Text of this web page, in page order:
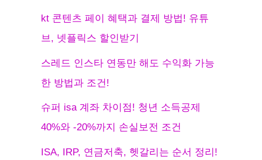
kt 콘텐츠 페이 혜택과 결제 방법! 유튜
브, 넷플릭스 할인받기
스레드 인스타 연동만 해도 수익화 가능
한 방법과 조건!
슈퍼 isa 계좌 차이점! 청년 소득공제
40%와 -20%까지 손실보전 조건
ISA, IRP, 연금저축, 헷갈리는 순서 정리!